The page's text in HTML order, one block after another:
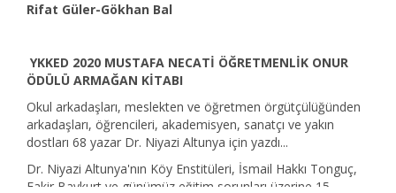
Rifat Güler-Gökhan Bal
YKKED 2020 MUSTAFA NECATİ ÖĞRETMENLİK ONUR
ÖDÜLÜ ARMAĞAN KİTABI
Okul arkadaşları, meslekten ve öğretmen örgütçülüğünden
arkadaşları, öğrencileri, akademisyen, sanatçı ve yakın
dostları 68 yazar Dr. Niyazi Altunya için yazdı...
Dr. Niyazi Altunya'nın Köy Enstitüleri, İsmail Hakkı Tonguç,
Fakir Baykurt ve günümüz eğitim sorunları üzerine 15